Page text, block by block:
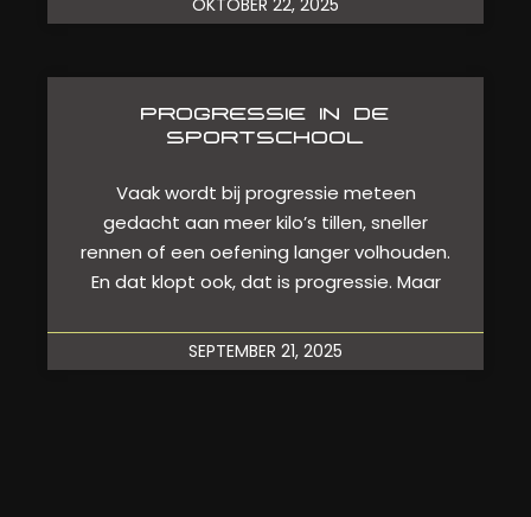
OKTOBER 22, 2025
PROGRESSIE IN DE
SPORTSCHOOL
Vaak wordt bij progressie meteen
gedacht aan meer kilo’s tillen, sneller
rennen of een oefening langer volhouden.
En dat klopt ook, dat is progressie. Maar
SEPTEMBER 21, 2025